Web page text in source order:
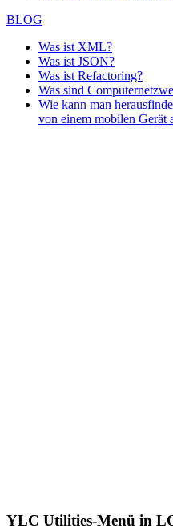
BLOG
Was ist XML?
Was ist JSON?
Was ist Refactoring?
Was sind
Wie kann man
von einem mobilen Gerät
YLC Utilities-Menü in